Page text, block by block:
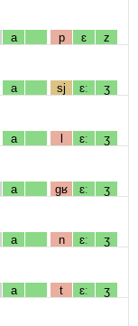
a p ɛ z
a sj ɛː ʒ
a l ɛː ʒ
a gʁ ɛː ʒ
a n ɛː ʒ
a t ɛː ʒ